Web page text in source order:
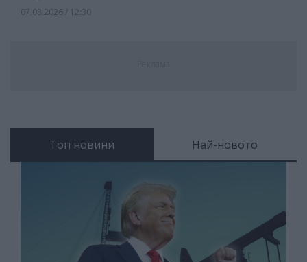
07.08.2026 / 12:30
Топ новини Най-новото